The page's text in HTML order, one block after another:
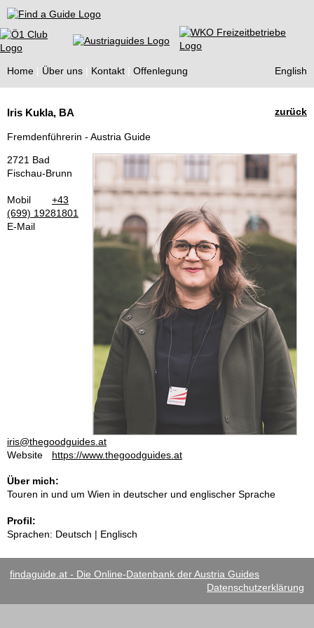
Find a Guide
Home Über uns Kontakt Offenlegung English
Guides
zurück
Iris Kukla, BA
Fremdenführerin - Austria Guide
2721 Bad
Fischau-Brunn
Mobil
+43
(699) 19281801
E-Mail
iris@thegoodguides.at
Website
https://www.thegoodguides.at
Über mich:
Touren in und um Wien in deutscher und englischer Sprache
Profil:
Sprachen: Deutsch | Englisch
findaguide.at - Die Online-Datenbank der Austria Guides
Datenschutzerklärung